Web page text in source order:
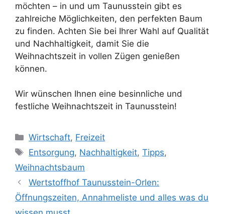
möchten – in und um Taunusstein gibt es
zahlreiche Möglichkeiten, den perfekten Baum
zu finden. Achten Sie bei Ihrer Wahl auf Qualität
und Nachhaltigkeit, damit Sie die
Weihnachtszeit in vollen Zügen genießen
können.
Wir wünschen Ihnen eine besinnliche und
festliche Weihnachtszeit in Taunusstein!
Kategorien
Wirtschaft, Freizeit
Schlagwörter
Entsorgung, Nachhaltigkeit,Tipps,
Weihnachtsbaum
Wertstoffhof Taunusstein-Orlen:
Öffnungszeiten, Annahmeliste und alles was du